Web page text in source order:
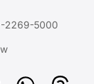
2269-5000